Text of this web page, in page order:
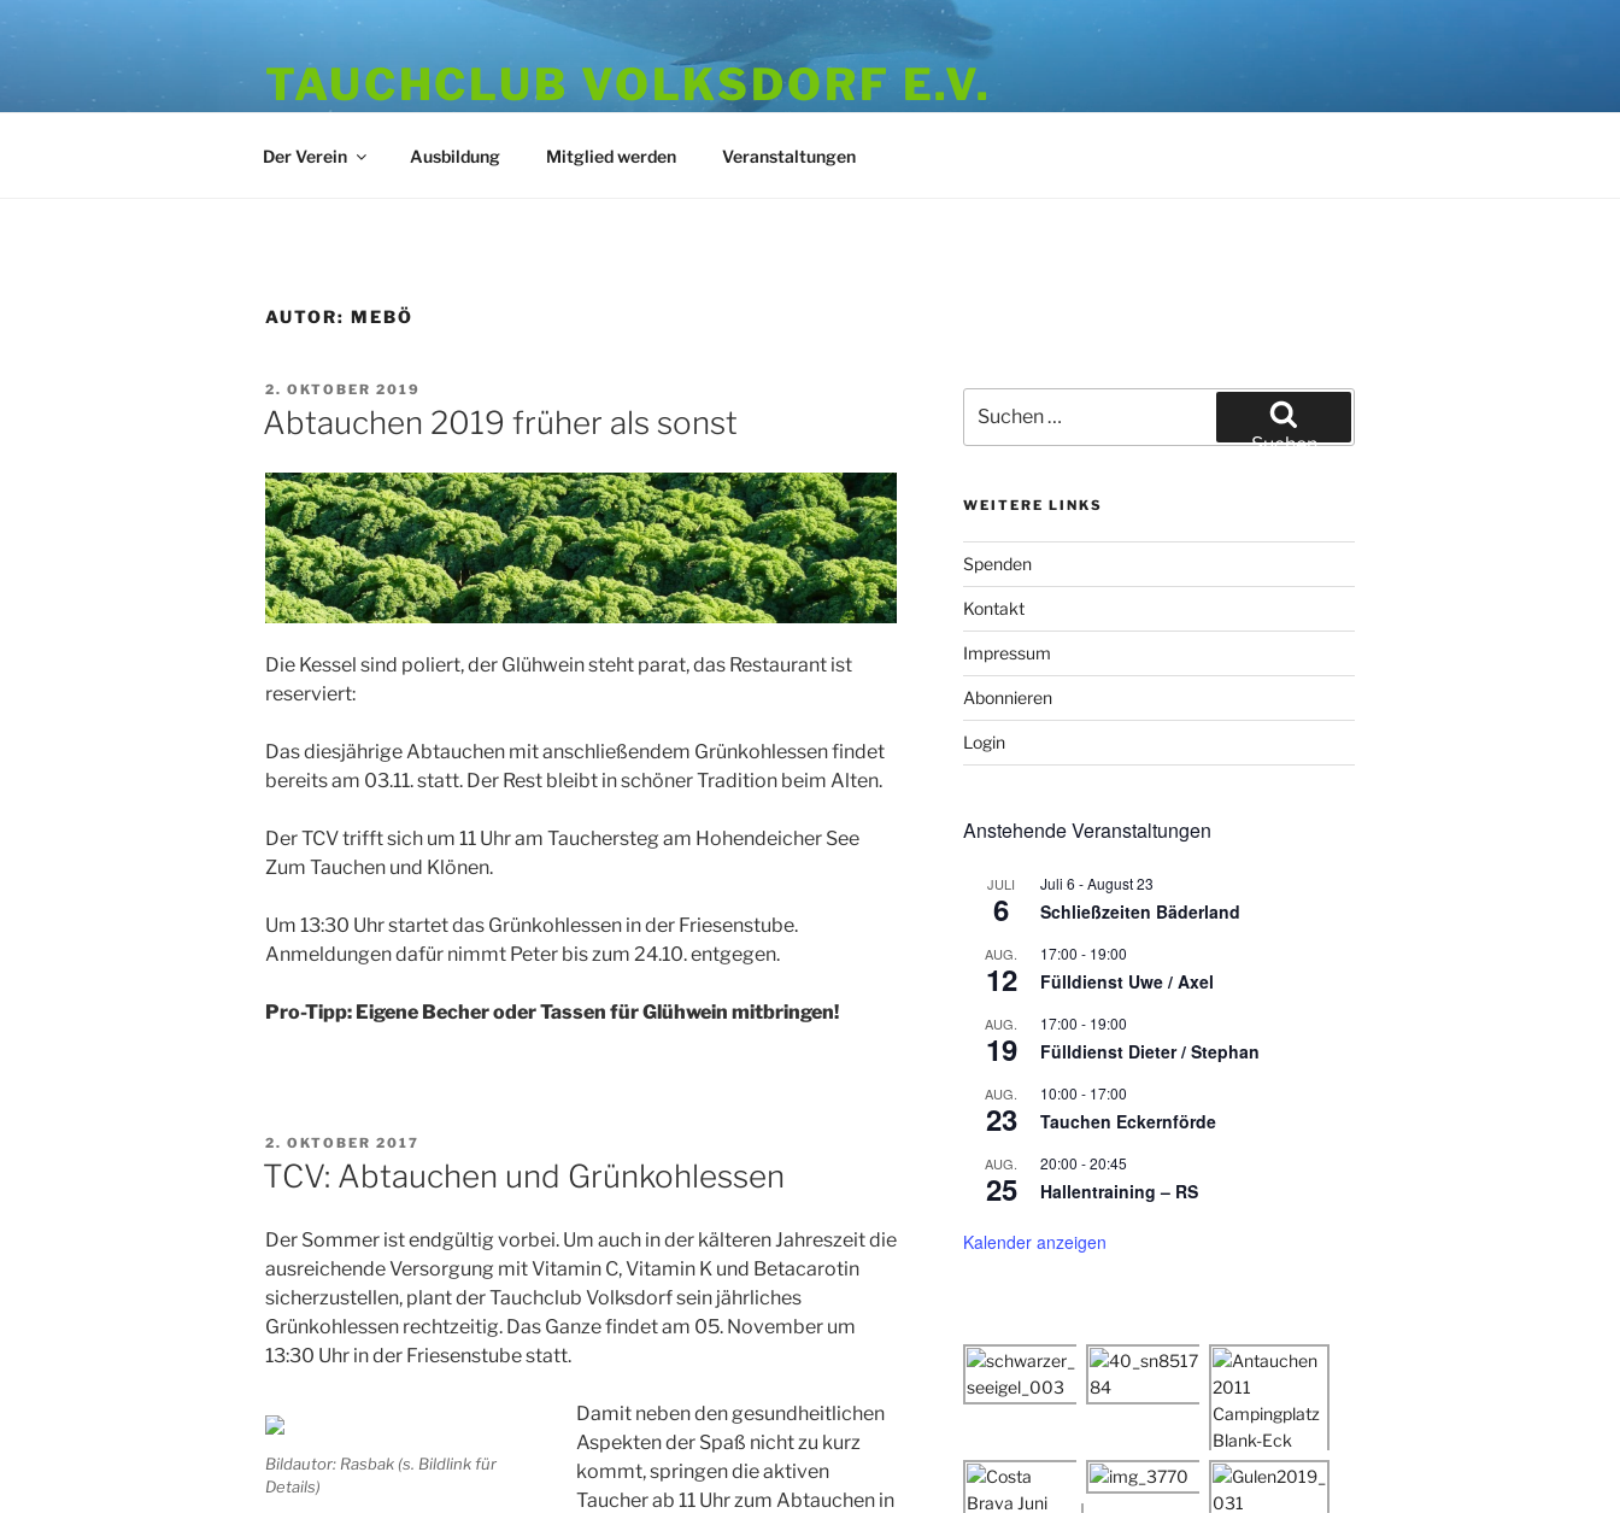
TAUCHCLUB VOLKSDORF E.V.
Der Verein Ausbildung Mitglied werden Veranstaltungen
AUTOR: MEBÖ
VERÖFFENTLICHT
AM
2. OKTOBER 2019
Abtauchen 2019 früher als sonst
Die Kessel sind poliert, der Glühwein steht parat, das Restaurant ist
reserviert:
Das diesjährige Abtauchen mit anschließendem Grünkohlessen findet
bereits am 03.11. statt. Der Rest bleibt in schöner Tradition beim Alten.
Der TCV trifft sich um 11 Uhr am Tauchersteg am Hohendeicher See
Zum Tauchen und Klönen.
Um 13:30 Uhr startet das Grünkohlessen in der Friesenstube.
Anmeldungen dafür nimmt Peter bis zum 24.10. entgegen.
Pro-Tipp: Eigene Becher oder Tassen für Glühwein mitbringen!
VERÖFFENTLICHT
AM
2. OKTOBER 2017
TCV: Abtauchen und Grünkohlessen
Der Sommer ist endgültig vorbei. Um auch in der kälteren Jahreszeit die
ausreichende Versorgung mit Vitamin C, Vitamin K und Betacarotin
sicherzustellen, plant der Tauchclub Volksdorf sein jährliches
Grünkohlessen rechtzeitig. Das Ganze findet am 05. November um
13:30 Uhr in der Friesenstube statt.
Bildautor: Rasbak (s. Bildlink für
Details)
Damit neben den gesundheitlichen
Aspekten der Spaß nicht zu kurz
kommt, springen die aktiven
Taucher ab 11 Uhr zum Abtauchen in
nach:
Suchen
WEITERE LINKS
Spenden
Kontakt
Impressum
Abonnieren
Login
Anstehende Veranstaltungen
JULI
6
Juli 6 -August 23
Schließzeiten Bäderland
AUG.
12
17:00 - 19:00
Fülldienst Uwe / Axel
AUG.
19
17:00 - 19:00
Fülldienst Dieter / Stephan
AUG.
23
10:00 - 17:00
Tauchen Eckernförde
AUG.
25
20:00 -20:45
Hallentraining – RS
Kalender anzeigen